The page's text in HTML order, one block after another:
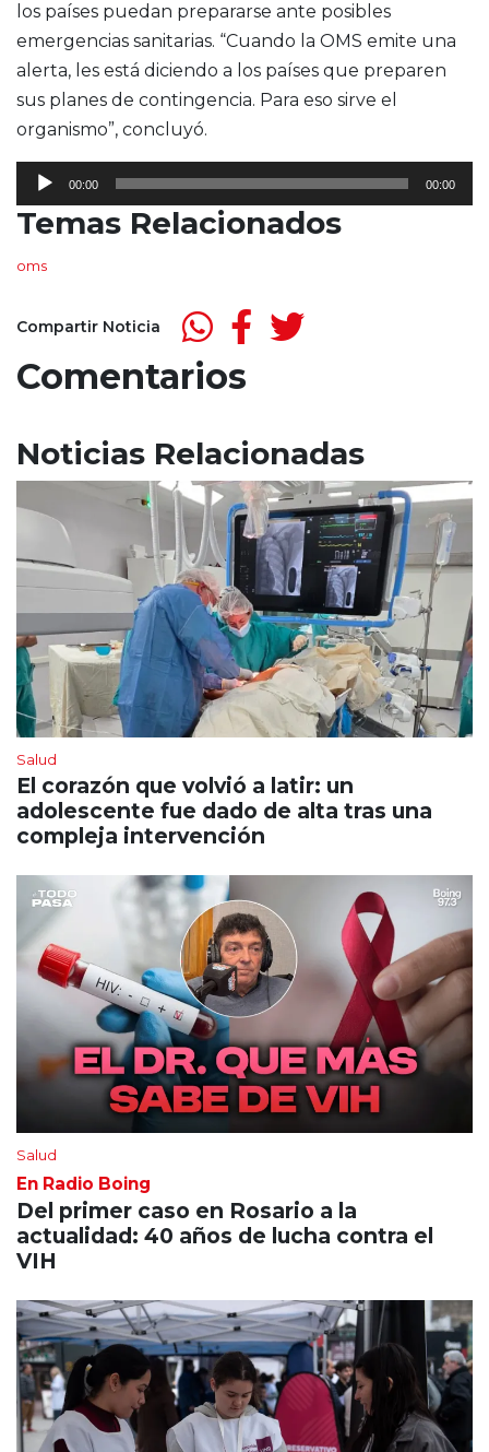
los países puedan prepararse ante posibles
emergencias sanitarias. “Cuando la OMS emite una
alerta, les está diciendo a los países que preparen
sus planes de contingencia. Para eso sirve el
organismo”, concluyó.
Reproductor
de
audio
00:00 00:00
Temas Relacionados
oms
Compartir Noticia
Comentarios
Noticias Relacionadas
Salud
El corazón que volvió a latir: un
adolescente fue dado de alta tras una
compleja intervención
Salud
En Radio Boing
Del primer caso en Rosario a la
actualidad: 40 años de lucha contra el
VIH